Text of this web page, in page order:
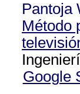
Pantoja
Método
Google